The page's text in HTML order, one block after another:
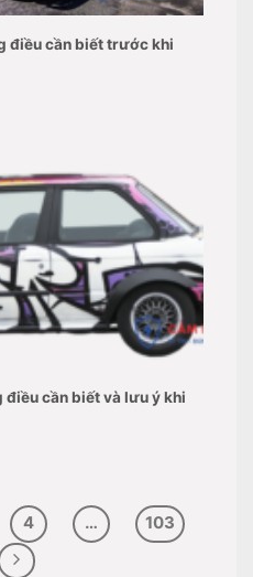
điều cần biết trước khi
điều cần biết và lưu ý khi
4 … 103